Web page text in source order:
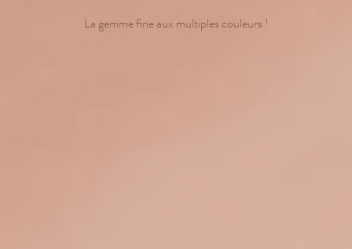
La gemme fine aux multiples couleurs !